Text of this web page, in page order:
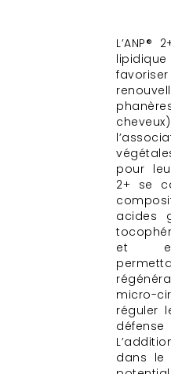
pour
2+ se
acides
et en
micro-
réguler
dans le